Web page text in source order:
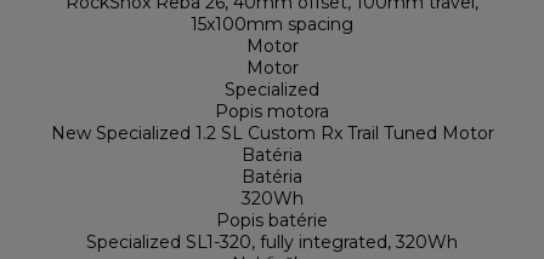
15x100mm spacing
Motor
Motor
Specialized
Popis motora
New Specialized 1.2 SL Custom Rx Trail Tuned Motor
Batéria
Batéria
320Wh
Popis batérie
Specialized SL1-320, fully integrated, 320Wh